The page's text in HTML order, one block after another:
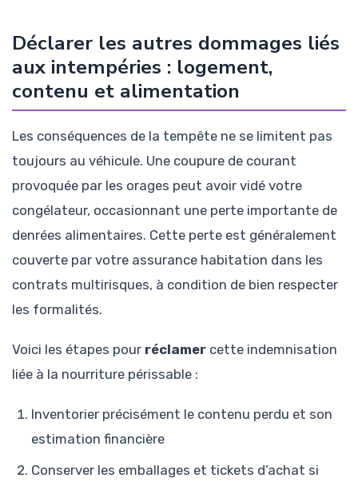
Déclarer les autres dommages liés
aux intempéries : logement,
contenu et alimentation
Les conséquences de la tempête ne se limitent pas
toujours au véhicule. Une coupure de courant
provoquée par les orages peut avoir vidé votre
congélateur, occasionnant une perte importante de
denrées alimentaires. Cette perte est généralement
couverte par votre assurance habitation dans les
contrats multirisques, à condition de bien respecter
les formalités.
Voici les étapes pour réclamer cette indemnisation
liée à la nourriture périssable :
Inventorier précisément le contenu perdu et son
estimation financière
Conserver les emballages et tickets d’achat si